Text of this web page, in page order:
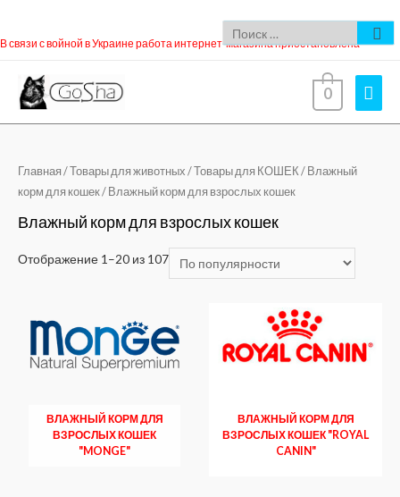
В связи с войной в Украине работа интернет-магазина приостановлена
0
Главная /Товары для животных /Товары для КОШЕК / Влажный
корм для кошек/ Влажный корм для взрослых кошек
Влажный корм для взрослых кошек
Отображение 1–20 из 107
ВЛАЖНЫЙ КОРМ ДЛЯ
ВЗРОСЛЫХ КОШЕК
"MONGE"
ВЛАЖНЫЙ КОРМ ДЛЯ
ВЗРОСЛЫХ КОШЕК "ROYAL
CANIN"